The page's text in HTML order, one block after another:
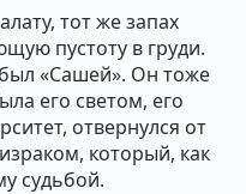
тот же запах
пустоту в груди.
«Сашей». Он тоже
его светом, его
отвернулся от
который, как
судьбой.